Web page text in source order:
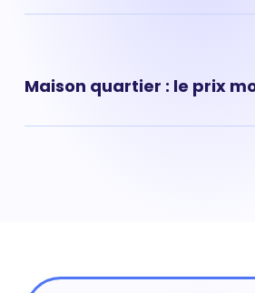
immobiliers.Estimer mon bien
Maison quartier : le prix